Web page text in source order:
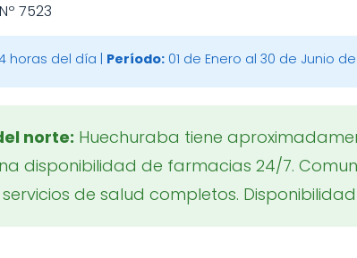
7523
horas del día | Período: 01 de Enero al 30 de Junio
norte: Huechuraba tiene
disponibilidad de farmacias 24/7.
de salud completos.